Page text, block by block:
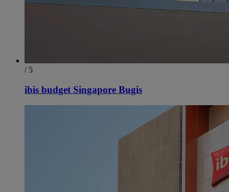
/ 5
ibis budget Singapore Bugis